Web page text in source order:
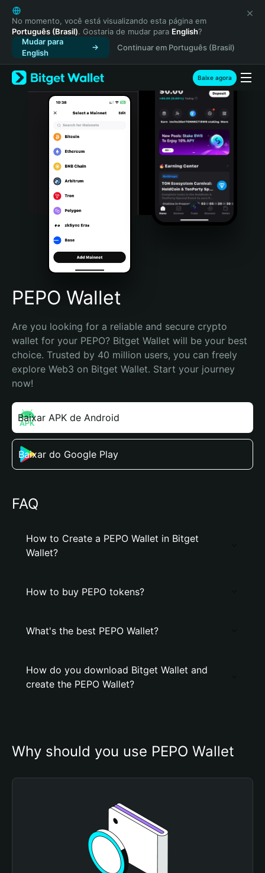
English
日本語
Tiếng Việt
Русский
Español (Latinoamérica)
Türkçe
Italiano
Português (Portugal)
Bahasa Indonesia
Português (Brasil)
Español (Argentina)
No momento, você está visualizando esta página em
Português (Brasil). Gostaria de mudar para English?
Mudar para
English
Continuar em Português (Brasil)
Baixe agora
PEPO Wallet
Are you looking for a reliable and secure crypto
wallet for your PEPO? Bitget Wallet will be your best
choice. Trusted by 40 million users, you can freely
explore Web3 on Bitget Wallet. Start your journey
now!
Baixar APK de Android
Baixar do Google Play
FAQ
How to Create a PEPO Wallet in Bitget
Wallet?
How to buy PEPO tokens?
What's the best PEPO Wallet?
How do you download Bitget Wallet and
create the PEPO Wallet?
Why should you use PEPO Wallet